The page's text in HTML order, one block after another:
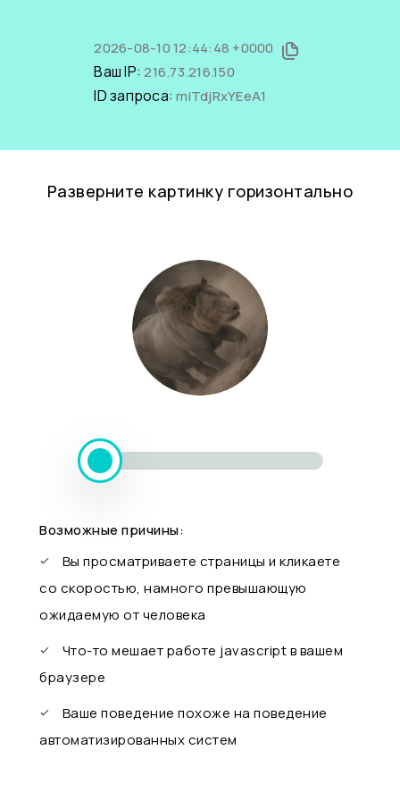
2026-08-10 12:44:48 +0000
Ваш IP:216.73.216.150
ID запроса:miTdjRxYEeA1
Разверните картинку горизонтально
Возможные причины:
Вы просматриваете страницы и кликаете
со скоростью, намного превышающую
ожидаемую от человека
Что-то мешает работе javascript в вашем
браузере
Ваше поведение похоже на поведение
автоматизированных систем